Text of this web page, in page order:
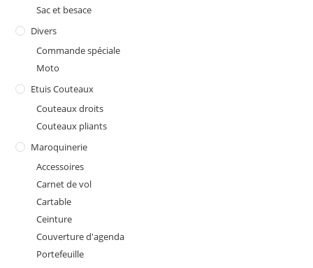
Sac et besace
Divers
Commande spéciale
Moto
Etuis Couteaux
Couteaux droits
Couteaux pliants
Maroquinerie
Accessoires
Carnet de vol
Cartable
Ceinture
Couverture d'agenda
Portefeuille